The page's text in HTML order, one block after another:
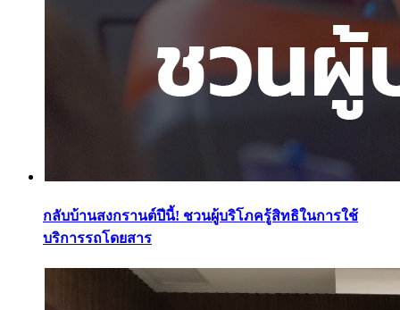
กลับบ้านสงกรานต์ปีนี้! ชวนผู้บริโภครู้สิทธิในการใช้
บริการรถโดยสาร